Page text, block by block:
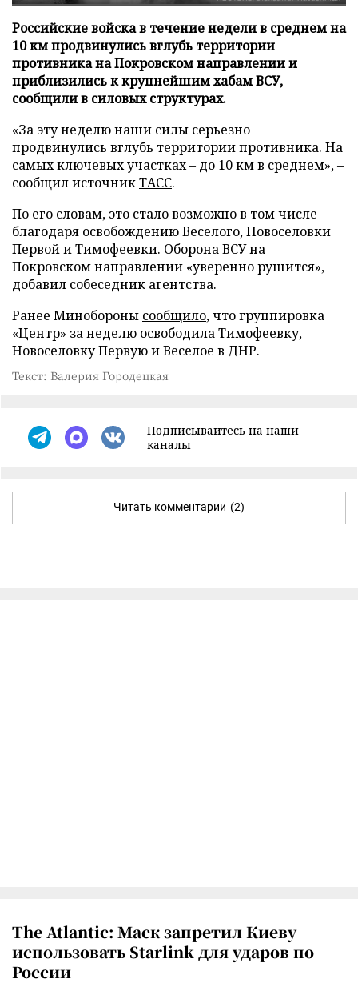
Российские войска в течение недели в среднем на
10 км продвинулись вглубь территории
противника на Покровском направлении и
приблизились к крупнейшим хабам ВСУ,
сообщили в силовых структурах.
«За эту неделю наши силы серьезно
продвинулись вглубь территории противника. На
самых ключевых участках – до 10 км в среднем», –
сообщил источникТАСС.
По его словам, это стало возможно в том числе
благодаря освобождению Веселого, Новоселовки
Первой и Тимофеевки. Оборона ВСУ на
Покровском направлении «уверенно рушится»,
добавил собеседник агентства.
Ранее Минобороны сообщило, что группировка
«Центр» за неделю освободила Тимофеевку,
Новоселовку Первую и Веселое в ДНР.
Текст: Валерия Городецкая
Подписывайтесь на наши
каналы
Читать комментарии (2)
The Atlantic: Маск запретил Киеву
использовать Starlink для ударов по
России